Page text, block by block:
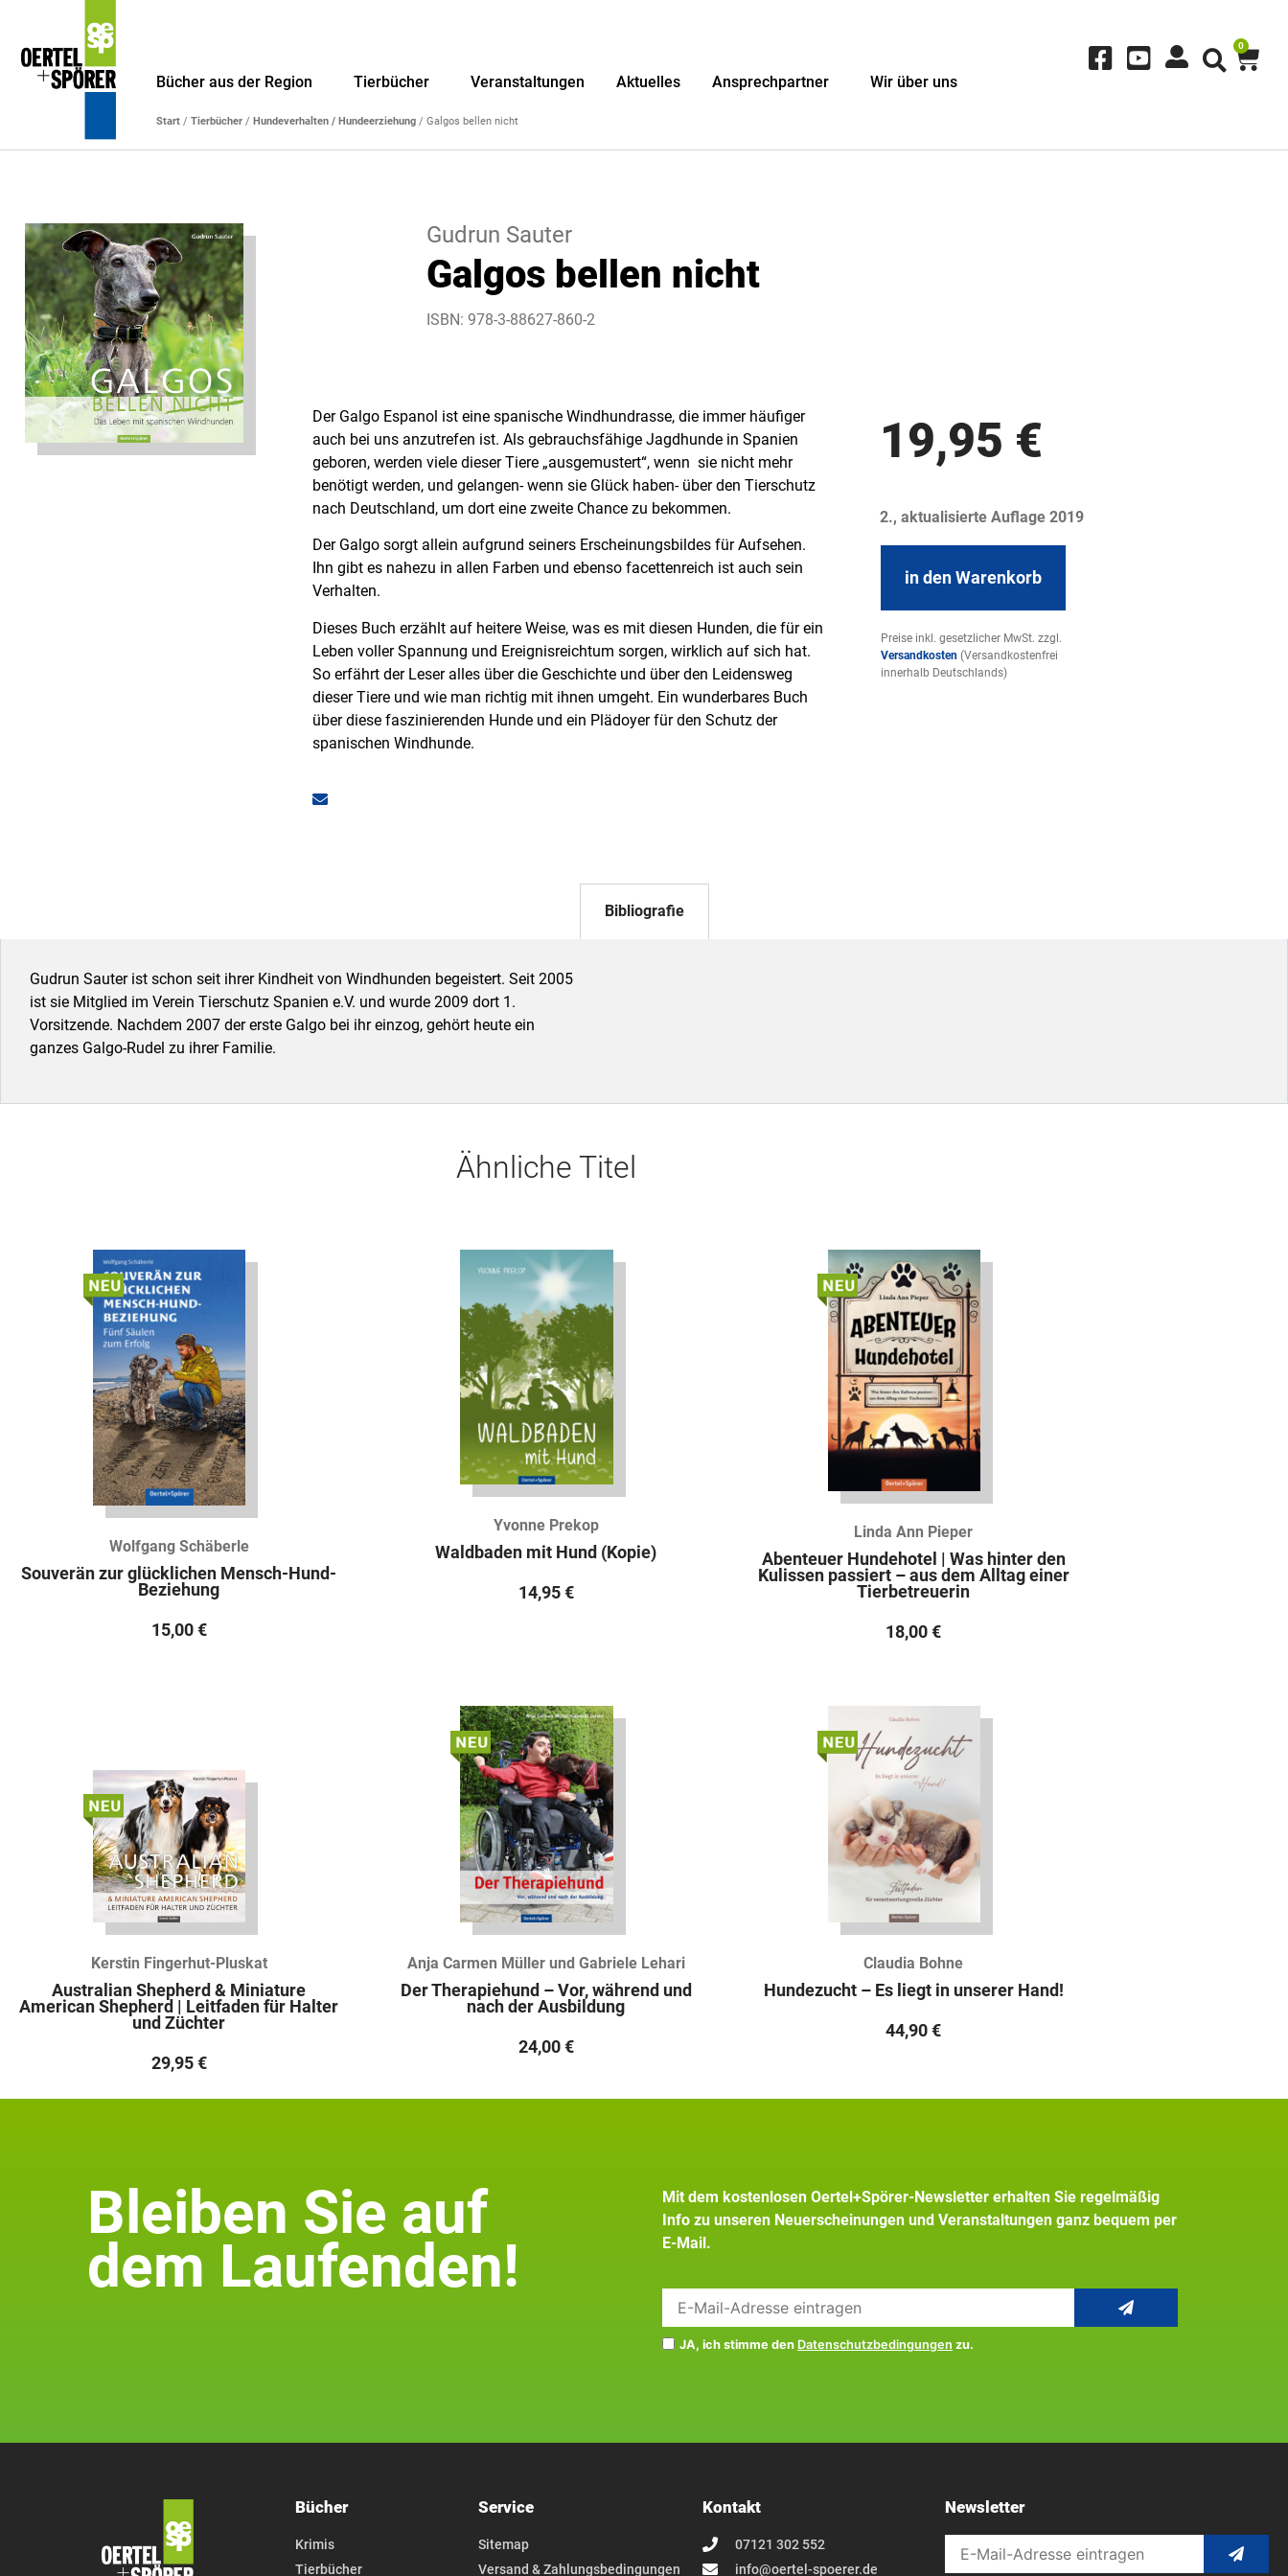
Bücher aus der Region Tierbücher Veranstaltungen Aktuelles Ansprechpartner Wir über uns
Start /Tierbücher /Hundeverhalten / Hundeerziehung / Galgos bellen nicht
0
Gudrun Sauter
Galgos bellen nicht
ISBN: 978-3-88627-860-2
Der Galgo Espanol ist eine spanische Windhundrasse, die immer häufiger
auch bei uns anzutrefen ist. Als gebrauchsfähige Jagdhunde in Spanien
geboren, werden viele dieser Tiere „ausgemustert“, wenn sie nicht mehr
benötigt werden, und gelangen- wenn sie Glück haben- über den Tierschutz
nach Deutschland, um dort eine zweite Chance zu bekommen.
Der Galgo sorgt allein aufgrund seiners Erscheinungsbildes für Aufsehen.
Ihn gibt es nahezu in allen Farben und ebenso facettenreich ist auch sein
Verhalten.
Dieses Buch erzählt auf heitere Weise, was es mit diesen Hunden, die für ein
Leben voller Spannung und Ereignisreichtum sorgen, wirklich auf sich hat.
So erfährt der Leser alles über die Geschichte und über den Leidensweg
dieser Tiere und wie man richtig mit ihnen umgeht. Ein wunderbares Buch
über diese faszinierenden Hunde und ein Plädoyer für den Schutz der
spanischen Windhunde.
19,95 €
2., aktualisierte Auflage 2019
in den Warenkorb
Preise inkl. gesetzlicher MwSt. zzgl.
Versandkosten(Versandkostenfrei
innerhalb Deutschlands)
Bibliografie
Gudrun Sauter ist schon seit ihrer Kindheit von Windhunden begeistert. Seit 2005
ist sie Mitglied im Verein Tierschutz Spanien e.V. und wurde 2009 dort 1.
Vorsitzende. Nachdem 2007 der erste Galgo bei ihr einzog, gehört heute ein
ganzes Galgo-Rudel zu ihrer Familie.
Ähnliche Titel
Wolfgang Schäberle
Souverän zur glücklichen Mensch-Hund-
Beziehung
15,00 €
Yvonne Prekop
Waldbaden mit Hund (Kopie)
14,95 €
Linda Ann Pieper
Abenteuer Hundehotel | Was hinter den
Kulissen passiert – aus dem Alltag einer
Tierbetreuerin
18,00€
Kerstin Fingerhut-Pluskat
Australian Shepherd & Miniature
American Shepherd | Leitfaden für Halter
und Züchter
29,95 €
Anja Carmen Müller und Gabriele Lehari
Der Therapiehund – Vor, während und
nach der Ausbildung
24,00 €
Claudia Bohne
Hundezucht – Es liegt in unserer Hand!
44,90€
Bleiben Sie auf
dem Laufenden!
Mit dem kostenlosen Oertel+Spörer-Newsletter erhalten Sie regelmäßig
Info zu unseren Neuerscheinungen und Veranstaltungen ganz bequem per
E-Mail.
JA, ich stimme den Datenschutzbedingungen zu.
Bücher
Krimis
Tierbücher
Service
Sitemap
Versand & Zahlungsbedingungen
Kontakt
07121 302 552
info@oertel-spoerer.de
Newsletter